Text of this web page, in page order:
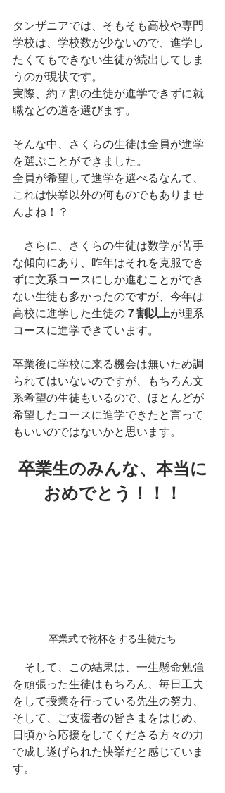
タンザニアでは、そもそも高校や専門
学校は、学校数が少ないので、進学し
たくてもできない生徒が続出してしま
うのが現状です。
実際、約７割の生徒が進学できずに就
職などの道を選びます。
そんな中、さくらの生徒は全員が進学
を選ぶことができました。
全員が希望して進学を選べるなんて、
これは快挙以外の何ものでもありませ
んよね！？
さらに、さくらの生徒は数学が苦手
な傾向にあり、昨年はそれを克服でき
ずに文系コースにしか進むことができ
ない生徒も多かったのですが、今年は
高校に進学した生徒の７割以上が理系
コースに進学できています。
卒業後に学校に来る機会は無いため調
られてはいないのですが、もちろん文
系希望の生徒もいるので、ほとんどが
希望したコースに進学できたと言って
もいいのではないかと思います。
卒業生のみんな、本当に
おめでとう！！！
卒業式で乾杯をする生徒たち
そして、この結果は、一生懸命勉強
を頑張った生徒はもちろん、毎日工夫
をして授業を行っている先生の努力、
そして、ご支援者の皆さまをはじめ、
日頃から応援をしてくださる方々の力
で成し遂げられた快挙だと感じていま
す。